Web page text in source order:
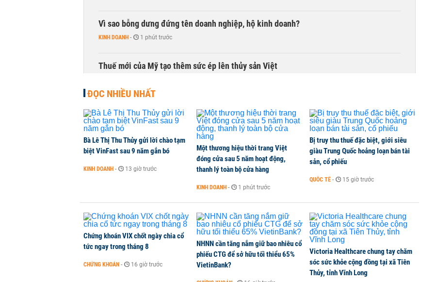
Vì sao bỗng dưng đứng tên doanh nghiệp, hộ kinh doanh?
KINH DOANH - 1 phút trước
Thuế mới của Mỹ tạo thêm sức ép lên thủy sản Việt
Sau tháng 7 bán ròng hơn 12.000 tỷ đồng, khối ngoại đảo chiều gom hơn 2.000 tỷ
đồng
CHỨNG KHOÁN
DatVietVAC lãi sau thuế 135 tỷ đồng nửa đầu năm, dồn 6 concert vào cuối năm
Đề xuất cho dùng game, kịch bản phim để thế chấp, vay vốn ngân hàng
TÀI CHÍNH - 1 phút trước
ĐỌC NHIỀU NHẤT
Bà Lê Thị Thu Thủy gửi lời chào tạm
biệt VinFast sau 9 năm gắn bó
KINH DOANH - 13 giờ trước
Một thương hiệu thời trang Việt
đóng cửa sau 5 năm hoạt động,
thanh lý toàn bộ cửa hàng
KINH DOANH - 1 phút trước
Bị truy thu thuế đặc biệt, giới siêu
giàu Trung Quốc hoảng loạn bán tài
sản, cổ phiếu
QUỐC TẾ - 15 giờ trước
Chứng khoán VIX chốt ngày chia cổ
tức ngay trong tháng 8
CHỨNG KHOÁN - 16 giờ trước
NHNN cần tăng nắm giữ bao nhiêu cổ
phiếu CTG để sở hữu tối thiểu 65%
VietinBank?
Victoria Healthcare chung tay chăm
sóc sức khỏe cộng đồng tại xã Tiên
Thủy, tỉnh Vĩnh Long